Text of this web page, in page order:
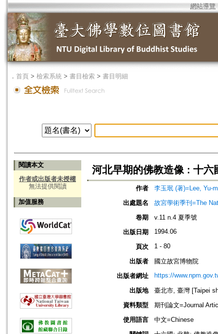
網站導覽
． 首頁 > 檢索系統 > 書目檢索 > 書目明細
閱讀本文
作者或出版者未授權
無法提供閱讀
加值服務
河北早期的佛教造像 : 十六
作者
李玉珉 (著)=Lee, Yu-
出處題名
故宮學術季刊=The
卷期
v.11 n.4 夏季號
出版日期
1994.06
頁次 1 - 80
出版者
國立故宮博物院
出版者網址
https://
出版地
臺北市, 臺灣 [Taipei
資料類型
期刊論文=Journal
使用語言
中文=Chinese